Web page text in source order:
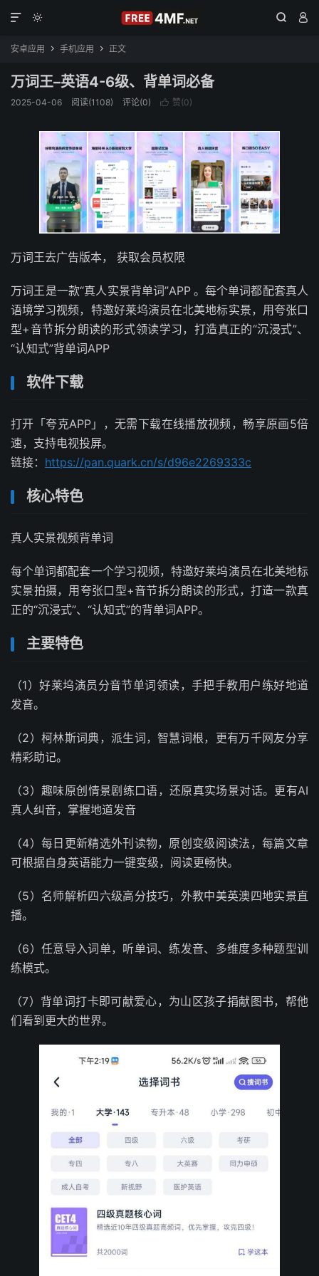
  

安卓应用  手机应用  正文
万词王–英语4-6级、背单词必备
2025-04-06 阅读(1108) 评论(0)  赞(0)
万词王去广告版本， 获取会员权限
万词王是一款“真人实景背单词”APP 。每个单词都配套真人
语境学习视频，特邀好莱坞演员在北美地标实景，用夸张口
型+音节拆分朗读的形式领读学习，打造真正的“沉浸式”、
“认知式”背单词APP
软件下载
打开「夸克APP」，无需下载在线播放视频，畅享原画5倍
速，支持电视投屏。
链接： https://pan.quark.cn/s/d96e2269333c
核心特色
真人实景视频背单词
每个单词都配套一个学习视频，特邀好莱坞演员在北美地标
实景拍摄，用夸张口型+音节拆分朗读的形式，打造一款真
正的“沉浸式”、“认知式”的背单词APP。
主要特色
（1）好莱坞演员分音节单词领读，手把手教用户练好地道
发音。
（2）柯林斯词典，派生词，智慧词根，更有万千网友分享
精彩助记。
（3）趣味原创情景剧练口语，还原真实场景对话。更有AI
真人纠音，掌握地道发音
（4）每日更新精选外刊读物，原创变级阅读法，每篇文章
可根据自身英语能力一键变级，阅读更畅快。
（5）名师解析四六级高分技巧，外教中美英澳四地实景直
播。
（6）任意导入词单，听单词、练发音、多维度多种题型训
练模式。
（7）背单词打卡即可献爱心，为山区孩子捐献图书，帮他
们看到更大的世界。